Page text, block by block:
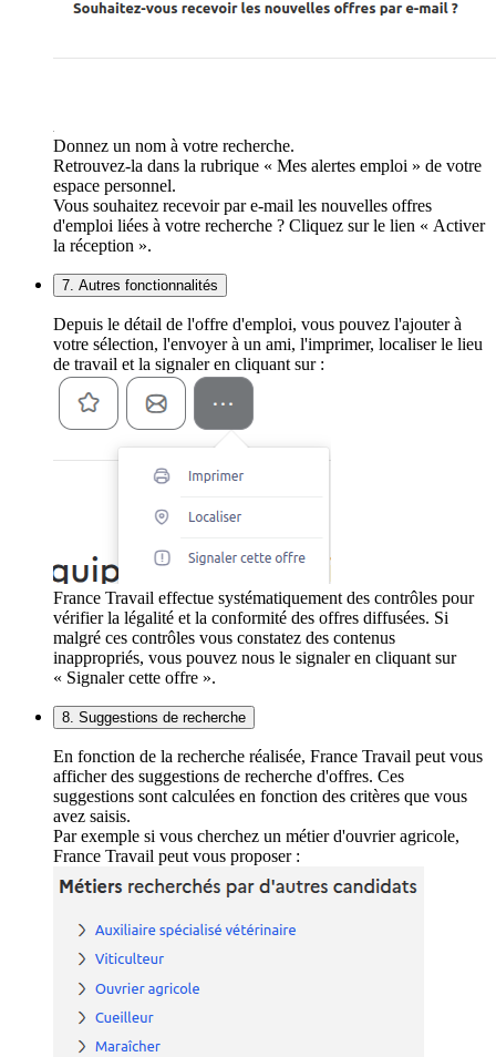
Donnez un nom à votre recherche.
Retrouvez-la dans la rubrique « Mes alertes emploi » de votre
espace personnel.
Vous souhaitez recevoir par e-mail les nouvelles offres
d'emploi liées à votre recherche ? Cliquez sur le lien « Activer
la réception ».
7. Autres fonctionnalités
Depuis le détail de l'offre d'emploi, vous pouvez l'ajouter à
votre sélection, l'envoyer à un ami, l'imprimer, localiser le lieu
de travail et la signaler en cliquant sur :
France Travail effectue systématiquement des contrôles pour
vérifier la légalité et la conformité des offres diffusées. Si
malgré ces contrôles vous constatez des contenus
inappropriés, vous pouvez nous le signaler en cliquant sur
« Signaler cette offre ».
8. Suggestions de recherche
En fonction de la recherche réalisée, France Travail peut vous
afficher des suggestions de recherche d'offres. Ces
suggestions sont calculées en fonction des critères que vous
avez saisis.
Par exemple si vous cherchez un métier d'ouvrier agricole,
France Travail peut vous proposer :